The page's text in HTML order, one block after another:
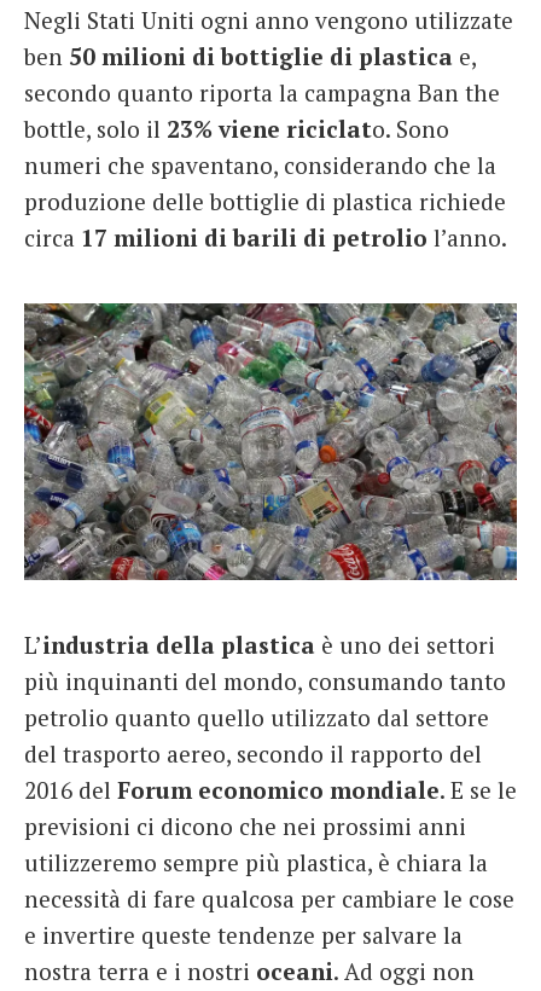
Negli Stati Uniti ogni anno vengono utilizzate
ben 50 milioni di bottiglie di plastica e,
secondo quanto riporta la campagna Ban the
bottle, solo il 23% viene riciclato. Sono
numeri che spaventano, considerando che la
produzione delle bottiglie di plastica richiede
circa 17 milioni di barili di petrolio l’anno.
L’industria della plastica è uno dei settori
più inquinanti del mondo, consumando tanto
petrolio quanto quello utilizzato dal settore
del trasporto aereo, secondo il rapporto del
2016 del Forum economico mondiale. E se le
previsioni ci dicono che nei prossimi anni
utilizzeremo sempre più plastica, è chiara la
necessità di fare qualcosa per cambiare le cose
e invertire queste tendenze per salvare la
nostra terra e i nostri oceani. Ad oggi non